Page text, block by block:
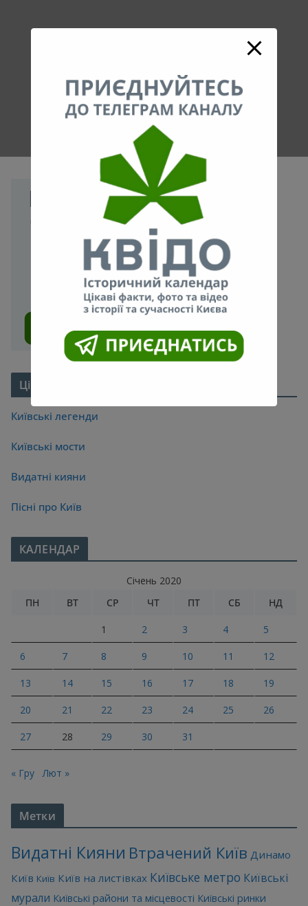
Цікаве про Київ
Київські легенди
Київські мости
Видатні кияни
Пісні про Київ
КАЛЕНДАР
Січень 2020
ПН
ВТ СР ЧТ ПТ СБ НД
1 2 3 4 5
6 7 8 9 10 11 12
13 14 15 16 17 18 19
20 21 22 23 24 25 26
27 28 29 30 31
« Гру Лют »
Метки
Видатні Кияни Втрачений Київ Динамо
Київ Київ Київ на листівках Київське метро Київські
мурали Київські райони та місцевості Київські ринки